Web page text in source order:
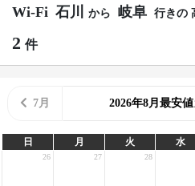
Wi-Fi 石川 から 岐阜 行きの
2 件
7月 2026年8月最安
日 月 火 水
26 27 28